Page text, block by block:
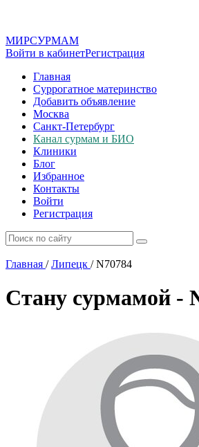
МИРСУРМАМ
Войти в кабинетРегистрация
Главная
Суррогатное материнство
Добавить объявление
Москва
Санкт-Петербург
Канал сурмам и БИО
Клиники
Блог
Избранное
Контакты
Войти
Регистрация
Главная / Липецк /N70784
Стану сурмамой -